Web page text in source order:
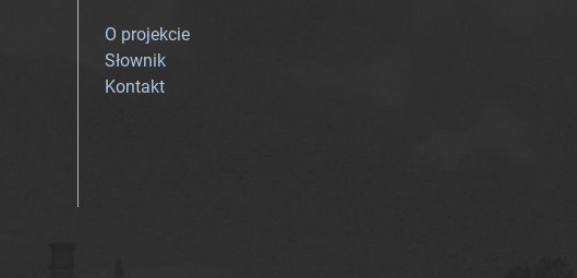
O projekcie
Słownik
Kontakt